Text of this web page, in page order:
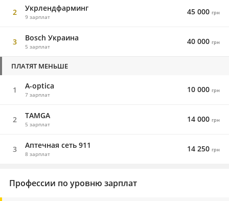
2 Укрлендфарминг
9 зарплат
45 000 грн
3 Bosch Украина
5 зарплат
40 000 грн
ПЛАТЯТ МЕНЬШЕ
1 A-optica
7 зарплат
10 000 грн
2 TAMGA
5 зарплат
14 000 грн
3 Аптечная сеть 911
8 зарплат
14 250 грн
Профессии по уровню зарплат